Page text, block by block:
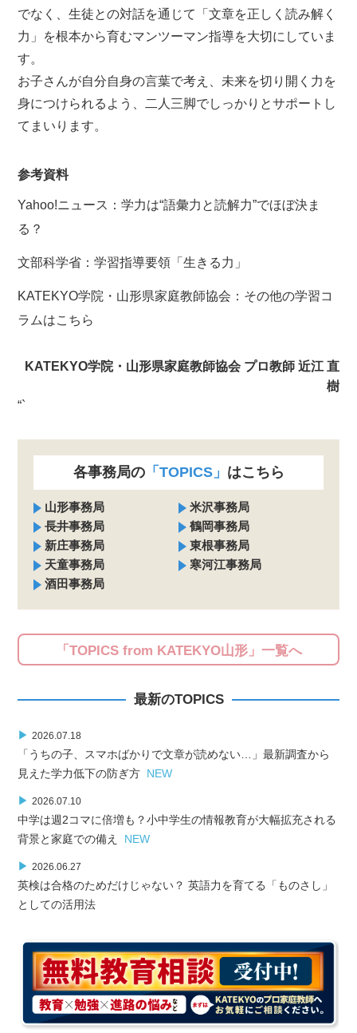
でなく、生徒との対話を通じて「文章を正しく読み解く
力」を根本から育むマンツーマン指導を大切にしていま
す。
お子さんが自分自身の言葉で考え、未来を切り開く力を
身につけられるよう、二人三脚でしっかりとサポートし
てまいります。
参考資料
Yahoo!ニュース：学力は“語彙力と読解力”でほぼ決ま
る？
文部科学省：学習指導要領「生きる力」
KATEKYO学院・山形県家庭教師協会：その他の学習コ
ラムはこちら
KATEKYO学院・山形県家庭教師協会 プロ教師 近江 直
樹
“`
各事務局の「TOPICS」 はこちら
山形事務局
米沢事務局
長井事務局
鶴岡事務局
新庄事務局
東根事務局
天童事務局
寒河江事務局
酒田事務局
「TOPICS from KATEKYO山形」一覧へ
最新のTOPICS
▶ 2026.07.18
「うちの子、スマホばかりで文章が読めない…」最新調査から
見えた学力低下の防ぎ方 NEW
▶ 2026.07.10
中学は週2コマに倍増も？小中学生の情報教育が大幅拡充される
背景と家庭での備え NEW
▶ 2026.06.27
英検は合格のためだけじゃない？ 英語力を育てる「ものさし」
としての活用法